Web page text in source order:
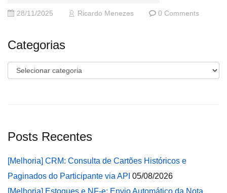
28/11/2025 Ricardo Menezes 0 Comments
Categorias
Categorias
Posts Recentes
[Melhoria] CRM: Consulta de Cartões Históricos e
Paginados do Participante via API 05/08/2026
[Melhoria] Estoques e NF-e: Envio Automático da Nota